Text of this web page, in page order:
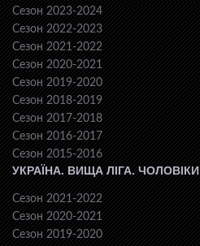
Сезон 2023-2024
Сезон 2022-2023
Сезон 2021-2022
Сезон 2020-2021
Сезон 2019-2020
Сезон 2018-2019
Сезон 2017-2018
Сезон 2016-2017
Сезон 2015-2016
УКРАЇНА. ВИЩА ЛІГА. ЧОЛОВІКИ
Сезон 2021-2022
Сезон 2020-2021
Сезон 2019-2020